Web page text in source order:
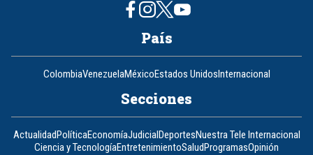
País
ColombiaVenezuelaMéxicoEstados UnidosInternacional
Secciones
ActualidadPolíticaEconomíaJudicialDeportesNuestra Tele Internacional
Ciencia y TecnologíaEntretenimientoSaludProgramasOpinión